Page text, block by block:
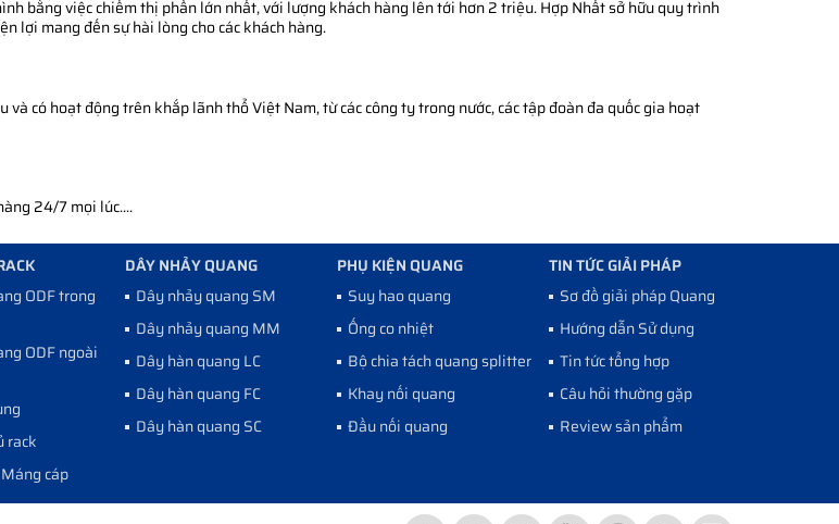
bằng việc chiếm thị phần lớn nhất, với lượng khách hàng lên tới hơn 2 triệu. Hợp Nhất sở hữu quy trình
lợi mang đến sự hài lòng cho các khách hàng.
có hoạt động trên khắp lãnh thổ Việt Nam, từ các công ty trong nước, các tập đoàn đa quốc gia hoạt
24/7 mọi lúc....
ODF trong
ODF ngoài
rack
cáp
DÂY NHẢY QUANG
Dây nhảy quang SM
Dây nhảy quang MM
Dây hàn quang LC
Dây hàn quang FC
Dây hàn quang SC
PHỤ KIỆN QUANG
Suy hao quang
Ống co nhiệt
Bộ chia tách quang splitter
Khay nối quang
Đầu nối quang
TIN TỨC GIẢI PHÁP
Sơ đồ giải pháp Quang
Hướng dẫn Sử dụng
Tin tức tổng hợp
Câu hỏi thường gặp
Review sản phẩm